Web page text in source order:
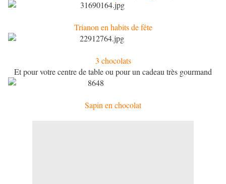
Trianon en habits de fête
3 chocolats
Et pour votre centre de table ou pour un cadeau très gourmand
Sapin en chocolat